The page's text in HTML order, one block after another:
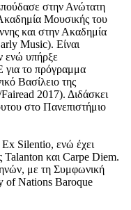
στην Ανώτατη
Μουσικής του
και στην Ακαδημία
Music). Είναι
ενώ υπήρξε
για το πρόγραμμα
Βασίλειο της
2017). Διδάσκει
στο Πανεπιστήμιο
Ex Silentio, ενώ έχει
Talanton και Carpe Diem.
με τη Συμφωνική
of Nations Baroque